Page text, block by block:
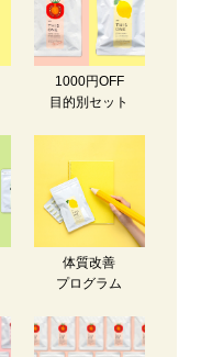
1000円OFF
目的別セット
体質改善
プログラム